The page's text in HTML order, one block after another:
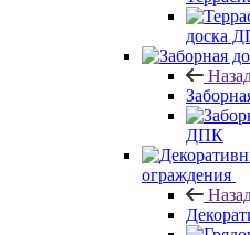
доска
ДПК
ограждения